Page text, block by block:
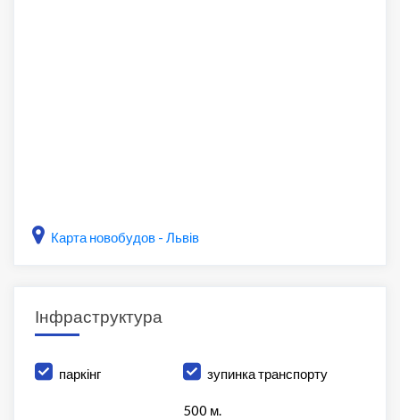
Карта новобудов - Львів
Інфраструктура
паркінг зупинка транспорту
500 м.